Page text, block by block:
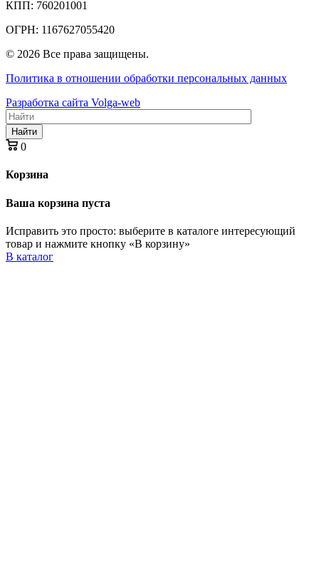
КПП: 760201001
ОГРН: 1167627055420
© 2026 Все права защищены.
Политика в отношении обработки персональных данных
Разработка сайта Volga-web
Найти
0
Корзина
Ваша корзина пуста
Исправить это просто: выберите в каталоге интересующий
товар и нажмите кнопку «В корзину»
В каталог